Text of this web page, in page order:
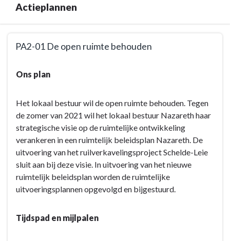
Actieplannen
buitengebieden
Actieplannen
PA2-01 De open ruimte behouden
naar
Leefbare
buitengebieden
Actieplannen
PA2-
01
open
ruimte
Ons plan
Het lokaal bestuur wil de open ruimte behouden. Tegen
de zomer van 2021 wil het lokaal bestuur Nazareth haar
strategische visie op de ruimtelijke ontwikkeling
verankeren in een ruimtelijk beleidsplan Nazareth. De
uitvoering van het ruilverkavelingsproject Schelde-Leie
sluit aan bij deze visie. In uitvoering van het nieuwe
ruimtelijk beleidsplan worden de ruimtelijke
uitvoeringsplannen opgevolgd en bijgestuurd.
Tijdspad en mijlpalen